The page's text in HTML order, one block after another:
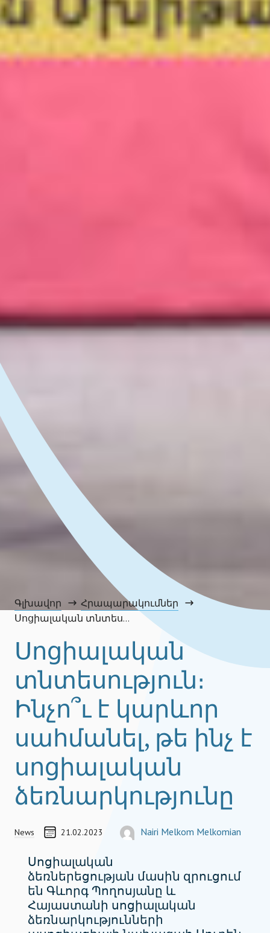
Գլխավոր
Հրապարակումներ
Սոցիալական տնտեսություն։ Ինչո՞ւ է կարևոր սահմանել, թե ինչ է սոցիալական ձեռնարկությունը
Սոցիալական
տնտեսություն։
Ինչո՞ւ է կարևոր
սահմանել, թե ինչ է
սոցիալական
ձեռնարկությունը
News CREATED ON
21.02.2023 ՀԵՂԻՆԱԿ
Nairi Melkom Melkomian
Սոցիալական
ձեռներեցության մասին զրուցում
են Գևորգ Պողոսյանը և
Հայաստանի սոցիալական
ձեռնարկությունների